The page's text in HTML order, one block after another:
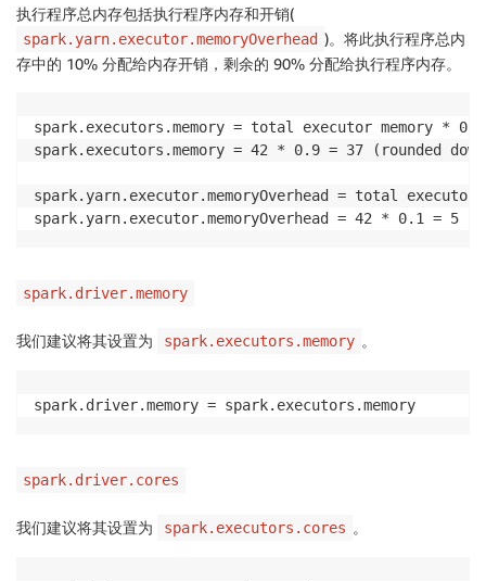
执行程序总内存包括执行程序内存和开销(
spark.yarn.executor.memoryOverhead )。将此执行程序总内
存中的 10% 分配给内存开销，剩余的 90% 分配给执行程序内存。
spark.executors.memory = total executor memory *
spark.executors.memory = 42 * 0.9 = 37 (rounded
spark.yarn.executor.memoryOverhead = total executor
spark.yarn.executor.memoryOverhead = 42 * 0.1 = 5
spark.driver.memory
我们建议将其设置为 spark.executors.memory 。
spark.driver.memory = spark.executors.memory
spark.driver.cores
我们建议将其设置为 spark.executors.cores 。